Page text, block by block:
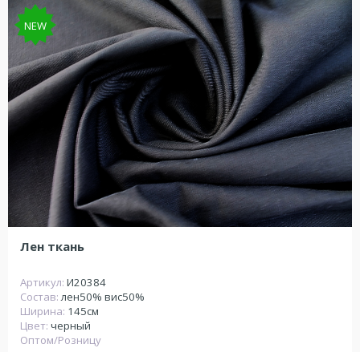
NEW
Лен ткань
Артикул: И20384
Состав:лен50% вис50%
Ширина: 145см
Цвет: черный
Оптом/Розницу